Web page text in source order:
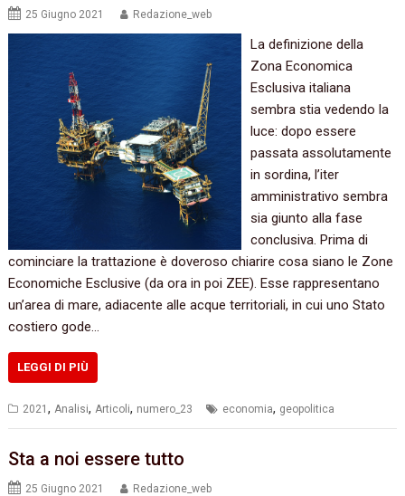
25 Giugno 2021 Redazione_web
La definizione della
Zona Economica
Esclusiva italiana
sembra stia vedendo la
luce: dopo essere
passata assolutamente
in sordina, l’iter
amministrativo sembra
sia giunto alla fase
conclusiva. Prima di
cominciare la trattazione è doveroso chiarire cosa siano le Zone
Economiche Esclusive (da ora in poi ZEE). Esse rappresentano
un’area di mare, adiacente alle acque territoriali, in cui uno Stato
costiero gode…
LEGGI DI PIÙ
2021,Analisi,Articoli, numero_23 economia, geopolitica
Sta a noi essere tutto
25 Giugno 2021 Redazione_web